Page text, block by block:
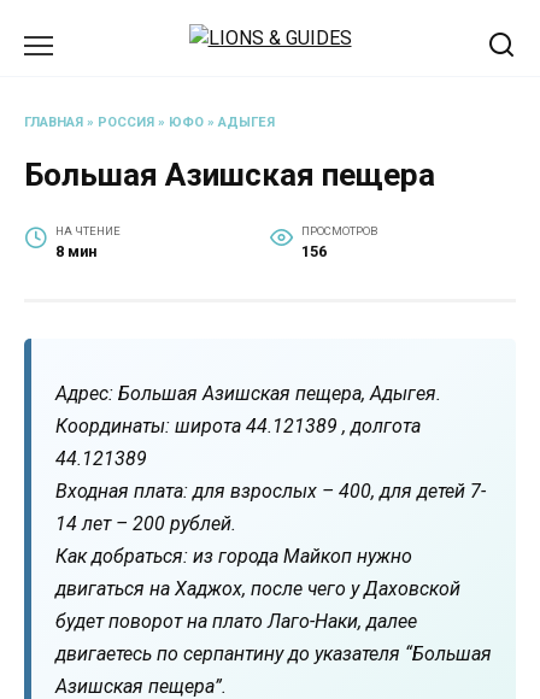
ГЛАВНАЯ » РОССИЯ » ЮФО »АДЫГЕЯ
Большая Азишская пещера
НА ЧТЕНИЕ
8 мин
ПРОСМОТРОВ
156
Адрес: Большая Азишская пещера, Адыгея.
Координаты: широта 44.121389 , долгота
44.121389
Входная плата: для взрослых – 400, для детей 7-
14 лет – 200 рублей.
Как добраться: из города Майкоп нужно
двигаться на Хаджох, после чего у Даховской
будет поворот на плато Лаго-Наки, далее
двигаетесь по серпантину до указателя “Большая
Азишская пещера”.